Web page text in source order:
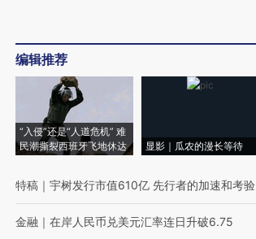
编辑推荐
“入侵”还是“人道危机” 难
民潮撕裂西班牙飞地休达
显影｜瓜农的漫长等待
特稿 ｜ 宇树发行市值610亿 先行者的加速和考验
金融 ｜ 在岸人民币兑美元汇率连日升破6.75